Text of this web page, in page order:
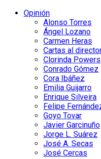
Opinión
Alonso Torres
Ángel Lozano
Carmen Heras
Cartas al
Clorinda Powers
Conrado Gómez
Cora Ibáñez
Emilia Guijarro
Enrique Silveira
Felipe
Goyo Tovar
Javier Garcinuño
Jorge L. Suárez
José A. Secas
José Cercas